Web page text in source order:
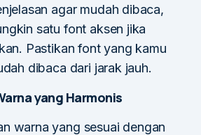
agar mudah dibaca,
satu font aksen jika
Pastikan font yang kamu
dibaca dari jarak jauh.
yang Harmonis
warna yang sesuai dengan